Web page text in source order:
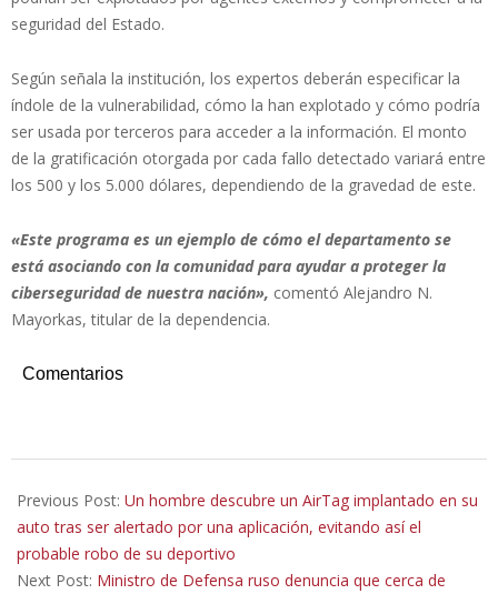
seguridad del Estado.
Según señala la institución, los expertos deberán especificar la
índole de la vulnerabilidad, cómo la han explotado y cómo podría
ser usada por terceros para acceder a la información. El monto
de la gratificación otorgada por cada fallo detectado variará entre
los 500 y los 5.000 dólares, dependiendo de la gravedad de este.
«Este programa es un ejemplo de cómo el departamento se
está asociando con la comunidad para ayudar a proteger la
ciberseguridad de nuestra nación», comentó Alejandro N.
Mayorkas, titular de la dependencia.
Comentarios
12-
21
Previous Post: Un hombre descubre un AirTag implantado en su
auto tras ser alertado por una aplicación, evitando así el
probable robo de su deportivo
Next Post: Ministro de Defensa ruso denuncia que cerca de